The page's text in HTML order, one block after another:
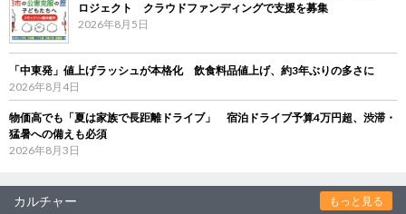
ロジェクト クラウドファンディングで支援を募集
2026年8月5日
「中東発」値上げラッシュが本格化 飲食料品値上げ、約3年ぶりの多さに
2026年8月4日
物価高でも「夏は家族で長距離ドライブ」 宿泊ドライブ予算4万円超、渋滞・
猛暑への備えも必須
2026年8月3日
カルチャー もっと見る